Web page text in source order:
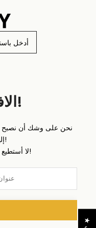
أدخل
الافتتاح قريباً!
نحن على وشك أن نصبح
إلينا في أي وقت!
لا أستطيع الانتظار حتى أحظى بك!
★
ا
ل
م
ر
ا
ج
ع
ا